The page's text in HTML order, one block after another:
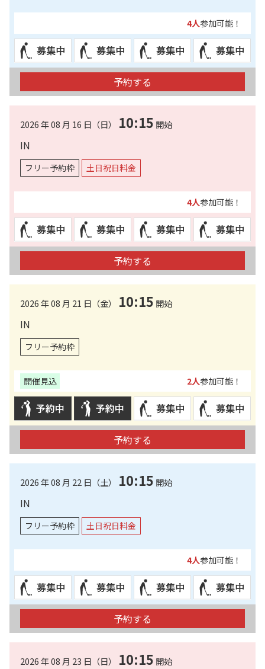
4人参加可能！
予約する
2026 年 08 月 16 日（日） 10:15 開始
IN
フリー予約枠 土日祝日料金
4人参加可能！
予約する
2026 年 08 月 21 日（金） 10:15 開始
IN
フリー予約枠
開催見込 2人参加可能！
予約する
2026 年 08 月 22 日（土） 10:15 開始
IN
フリー予約枠 土日祝日料金
4人参加可能！
予約する
2026 年 08 月 23 日（日） 10:15 開始